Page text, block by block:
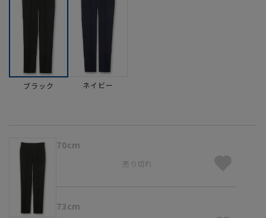
ブラック ネイビー
70cm
売り切れ
73cm